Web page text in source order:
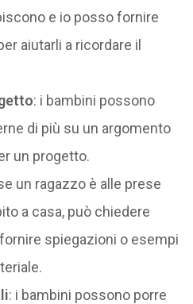
e io posso fornire
aiutarli a ricordare il
: i bambini possono
di più su un argomento
un progetto.
un ragazzo è alle prese
a casa, può chiedere
spiegazioni o esempi
: i bambini possono porre